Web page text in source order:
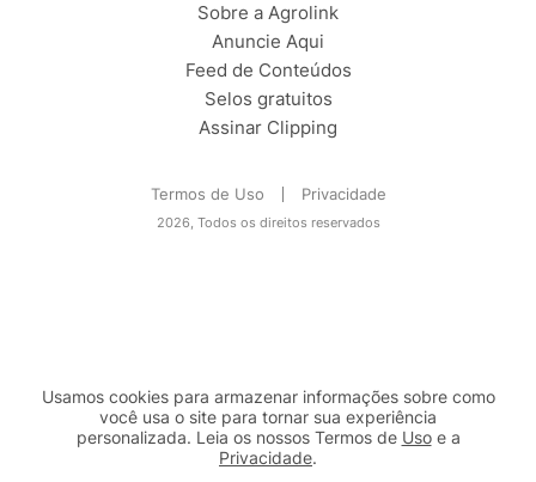
Sobre a Agrolink
Anuncie Aqui
Feed de Conteúdos
Selos gratuitos
Assinar Clipping
Termos de Uso Privacidade
2026, Todos os direitos reservados
Usamos cookies para armazenar informações sobre como
você usa o site para tornar sua experiência
personalizada. Leia os nossos Termos de Usoe a
Privacidade.